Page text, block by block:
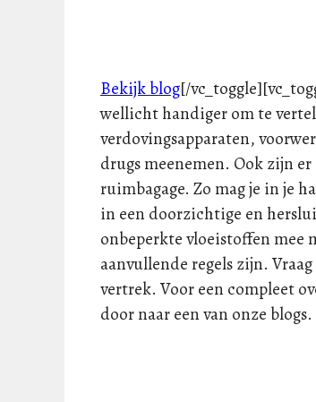
Bekijk blog[/
wellicht handiger om te
verdovingsapparaten,
drugs meenemen. Ook zijn
ruimbagage. Zo mag je in je
in een doorzichtige en
onbeperkte vloeistoffen mee
aanvullende regels zijn.
vertrek. Voor een compleet
door naar een van onze blogs.